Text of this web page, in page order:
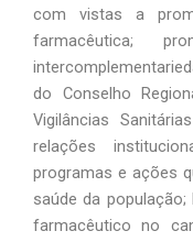
com vistas a
farmacêutica;
do Conselho
Vigilâncias
relações
programas e ações
saúde da
farmacêutico no